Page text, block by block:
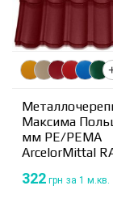
Максима
мм PE/PEMA
ArcelorMittal
322 грн за 1 м.кв.